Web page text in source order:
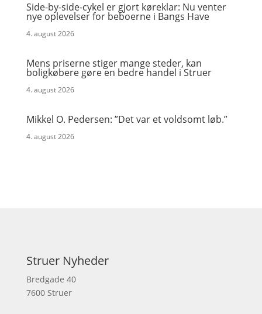
Side-by-side-cykel er gjort køreklar: Nu venter
nye oplevelser for beboerne i Bangs Have
4. august 2026
Mens priserne stiger mange steder, kan
boligkøbere gøre en bedre handel i Struer
4. august 2026
Mikkel O. Pedersen: ”Det var et voldsomt løb.”
4. august 2026
Struer Nyheder
Bredgade 40
7600 Struer